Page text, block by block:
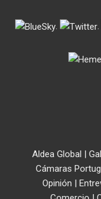
. .
Aldea Global |
Cámaras
Opinión |